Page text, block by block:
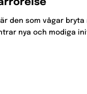
den som vågar bryta
nya och modiga